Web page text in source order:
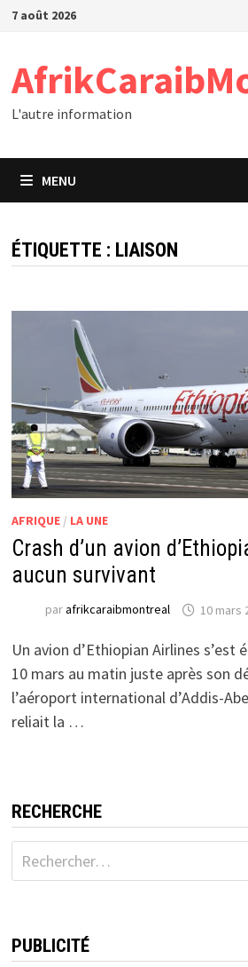
Passer
7 août 2026
L'autre information
MENU
ÉTIQUETTE : LIAISON
AFRIQUE/ LA UNE
Crash d’un avion
aucun survivant
parafrikcaraibmontreal 10 mars
Un avion d’Ethiopian Airlines s’est
10 mars au matin juste après son
l’aéroport international d’Addis-
reliait la …
RECHERCHE
Rechercher :
PUBLICITÉ